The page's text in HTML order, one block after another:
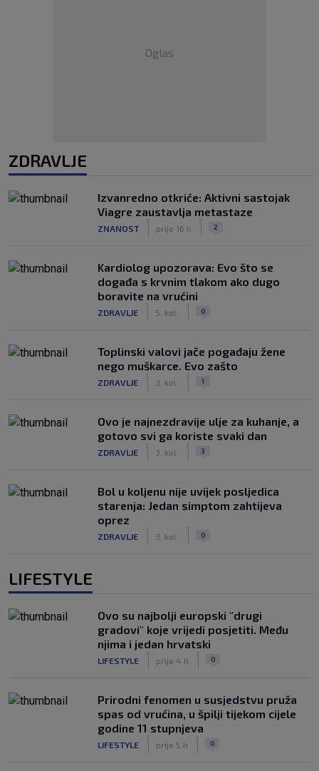
Oglas
ZDRAVLJE
Izvanredno otkriće: Aktivni sastojak
Viagre zaustavlja metastaze
ZNANOST prije 16 h 2
Kardiolog upozorava: Evo što se
događa s krvnim tlakom ako dugo
boravite na vrućini
ZDRAVLJE 5. kol. 0
Toplinski valovi jače pogađaju žene
nego muškarce. Evo zašto
ZDRAVLJE 3. kol. 1
Ovo je najnezdravije ulje za kuhanje, a
gotovo svi ga koriste svaki dan
ZDRAVLJE 3. kol. 3
Bol u koljenu nije uvijek posljedica
starenja: Jedan simptom zahtijeva
oprez
ZDRAVLJE 3. kol. 0
LIFESTYLE
Ovo su najbolji europski "drugi
gradovi" koje vrijedi posjetiti. Među
njima i jedan hrvatski
LIFESTYLE prije 4 h 0
Prirodni fenomen u susjedstvu pruža
spas od vrućina, u špilji tijekom cijele
godine 11 stupnjeva
LIFESTYLE prije 5 h 0